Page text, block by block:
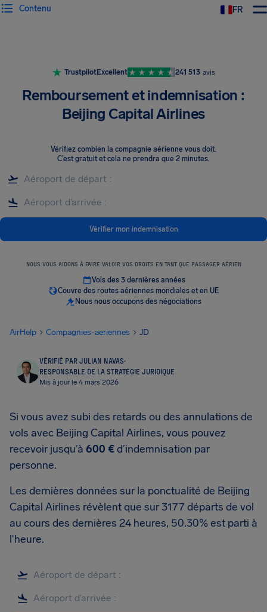
FR
Contenu
TrustpilotExcellent 241 513 avis
Remboursement et indemnisation :
Beijing Capital Airlines
Vérifiez combien la compagnie aérienne vous doit.
C’est gratuit et cela ne prendra que 2 minutes.
Vérifier mon indemnisation
NOUS VOUS AIDONS À FAIRE VALOIR VOS DROITS EN TANT QUE PASSAGER AÉRIEN
Vols des 3 dernières années
Couvre des routes aériennes mondiales et en UE
Nous nous occupons des négociations
AirHelp Compagnies-aeriennes JD
VÉRIFIÉ PAR JULIAN NAVAS·
RESPONSABLE DE LA STRATÉGIE JURIDIQUE
Mis à jour le 4 mars 2026
Si vous avez subi des retards ou des annulations de
vols avec Beijing Capital Airlines, vous pouvez
recevoir jusqu’à 600 €d’indemnisation par
personne.
Les dernières données sur la ponctualité de Beijing
Capital Airlines révèlent que sur 3177 départs de vol
au cours des dernières 24 heures, 50.30% est parti à
l'heure.